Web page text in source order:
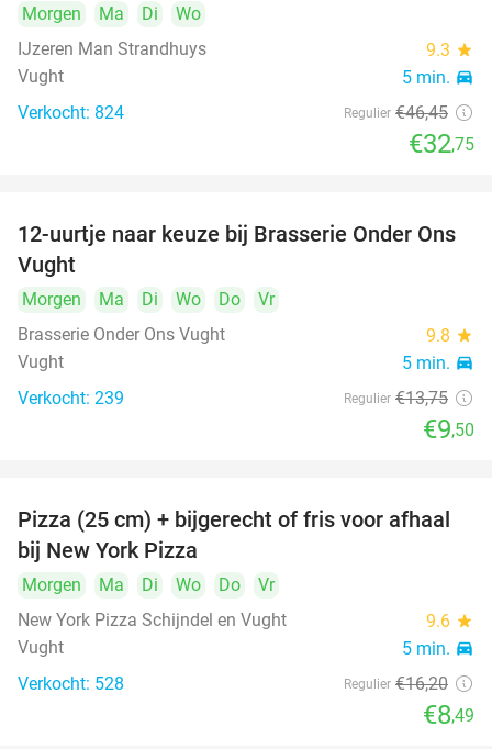
Morgen Ma Di
Wo
IJzeren Man Strandhuys
9.3 star
Vught 5 min. directions_car
Verkocht: 824 Regulier €46,45
€32,75
31%
12-uurtje naar keuze bij Brasserie Onder Ons
Vught
Morgen Ma Di Wo Do
Vr
Brasserie Onder Ons Vught
9.8 star
Vught 5 min. directions_car
Verkocht: 239 Regulier €13,75
€9,50
48%
Pizza (25 cm) + bijgerecht of fris voor afhaal
bij New York Pizza
Morgen Ma Di Wo Do
Vr
New York Pizza Schijndel en Vught
9.6 star
Vught 5 min. directions_car
Verkocht: 528 Regulier €16,20
€8,49